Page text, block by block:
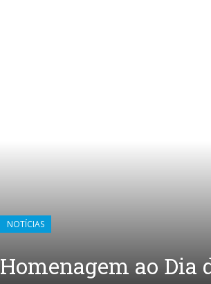
NOTÍCIAS
Homenagem ao Dia